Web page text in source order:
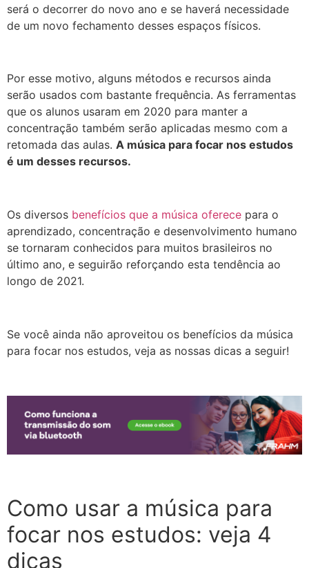
será o decorrer do novo ano e se haverá necessidade
de um novo fechamento desses espaços físicos.
Por esse motivo, alguns métodos e recursos ainda
serão usados com bastante frequência. As ferramentas
que os alunos usaram em 2020 para manter a
concentração também serão aplicadas mesmo com a
retomada das aulas. A música para focar nos estudos
é um desses recursos.
Os diversos benefícios que a música oferece para o
aprendizado, concentração e desenvolvimento humano
se tornaram conhecidos para muitos brasileiros no
último ano, e seguirão reforçando esta tendência ao
longo de 2021.
Se você ainda não aproveitou os benefícios da música
para focar nos estudos, veja as nossas dicas a seguir!
Como usar a música para
focar nos estudos: veja 4
dicas